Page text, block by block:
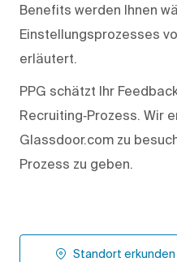
Benefits werden Ihnen
Einstellungsprozesses
erläutert.
PPG schätzt Ihr
Recruiting‑Prozess. Wir
Glassdoor.com zu
Prozess zu geben.
Standort erkunden